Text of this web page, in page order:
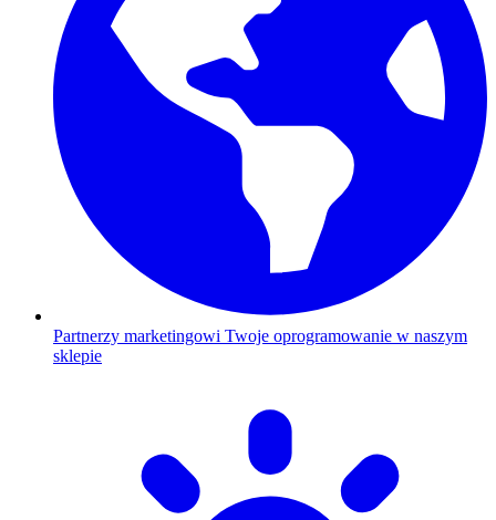
Partnerzy marketingowi Twoje oprogramowanie w naszym
sklepie